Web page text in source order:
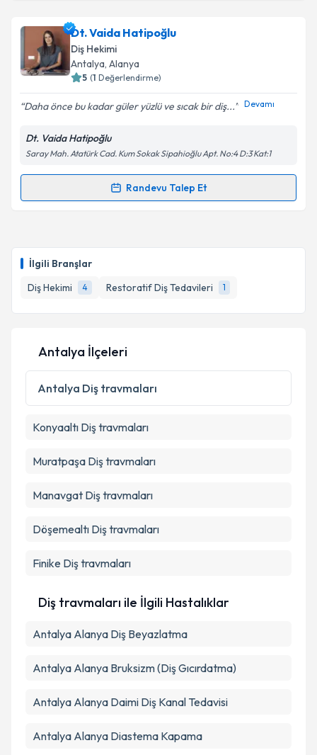
İlgili Branşlar
Diş Hekimi
4 Restoratif Diş Tedavileri 1
takvim hazırlandığında e-posta ile bilgilendireceğiz.
E-posta Adresiniz
Metni'ni okudum ve kişisel verilerimin belirtilen
kapsamda işlenmesini kabul ediyorum.
Takvim Talebini Gönder
Dt. Vaida Hatipoğlu
Diş Hekimi
Antalya, Alanya
5 (1 Değerlendirme)
Daha önce bu kadar güler yüzlü ve sıcak bir diş... Devamı
Dt. Vaida Hatipoğlu
Saray Mah. Atatürk Cad. Kum Sokak Sipahioğlu Apt. No:4 D:3 Kat:1
Randevu Talep Et
Randevu Takvimi Talebi
takvim hazırlandığında e-posta ile bilgilendireceğiz.
E-posta Adresiniz
Kişisel verilerimin işlenmesine ilişkinAydınlatma
Metni 'ni okudum ve kişisel verilerimin belirtilen
kapsamda işlenmesini kabul ediyorum.
Antalya İlçeleri
Antalya Diş travmaları
Konyaaltı Diş travmaları
Muratpaşa Diş travmaları
Manavgat Diş travmaları
Döşemealtı Diş travmaları
Finike Diş travmaları
Diş travmaları ile İlgili Hastalıklar
Antalya Alanya Diş Beyazlatma
Antalya Alanya Bruksizm (Diş Gıcırdatma)
Antalya Alanya Daimi Diş Kanal Tedavisi
Antalya Alanya Diastema Kapama